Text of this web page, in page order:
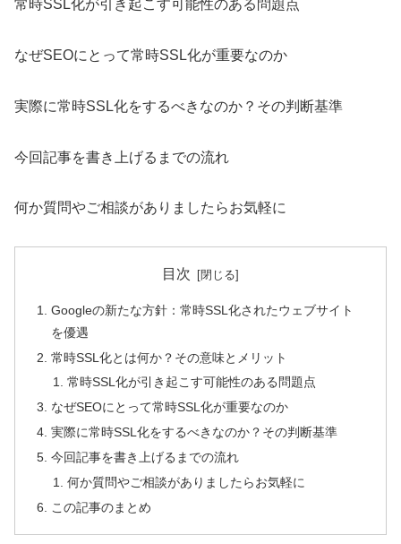
常時SSL化が引き起こす可能性のある問題点
なぜSEOにとって常時SSL化が重要なのか
実際に常時SSL化をするべきなのか？その判断基準
今回記事を書き上げるまでの流れ
何か質問やご相談がありましたらお気軽に
目次
Googleの新たな方針：常時SSL化されたウェブサイト
を優遇
常時SSL化とは何か？その意味とメリット
常時SSL化が引き起こす可能性のある問題点
なぜSEOにとって常時SSL化が重要なのか
実際に常時SSL化をするべきなのか？その判断基準
今回記事を書き上げるまでの流れ
何か質問やご相談がありましたらお気軽に
この記事のまとめ